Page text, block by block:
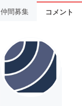
仲間募集 コメント